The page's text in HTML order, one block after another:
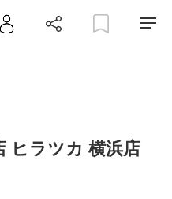
ヒラツカ 横浜店